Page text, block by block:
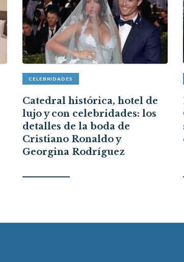
CELEBRIDADES
Catedral histórica, hotel de
lujo y con celebridades: los
detalles de la boda de
Cristiano Ronaldo y
Georgina Rodríguez